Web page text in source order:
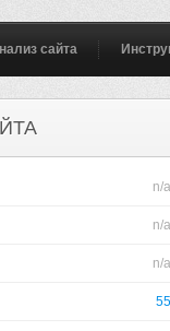
сайта
n/a
n/a
n/a
55